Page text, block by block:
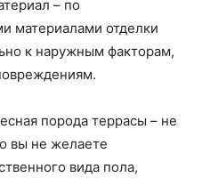
– по
материалами отделки
к наружным факторам,
порода террасы – не
вы не желаете
вида пола,